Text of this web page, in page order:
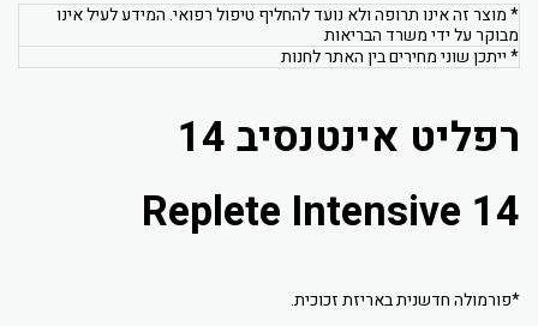
* מוצר זה אינו תרופה ולא נועד להחליף טיפול רפואי. המידע לעיל אינו
מבוקר על ידי משרד הבריאות
* ייתכן שוני מחירים בין האתר לחנות
רפליט אינטנסיב 14
Replete Intensive 14
*פורמולה חדשנית באריזת זכוכית.